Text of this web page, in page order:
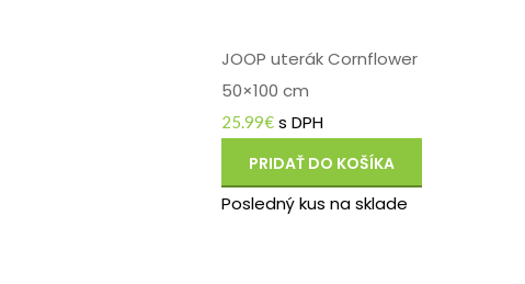
JOOP uterák Cornflower
50×100 cm
25.99€ s DPH
PRIDAŤ DO KOŠÍKA
Posledný kus na sklade